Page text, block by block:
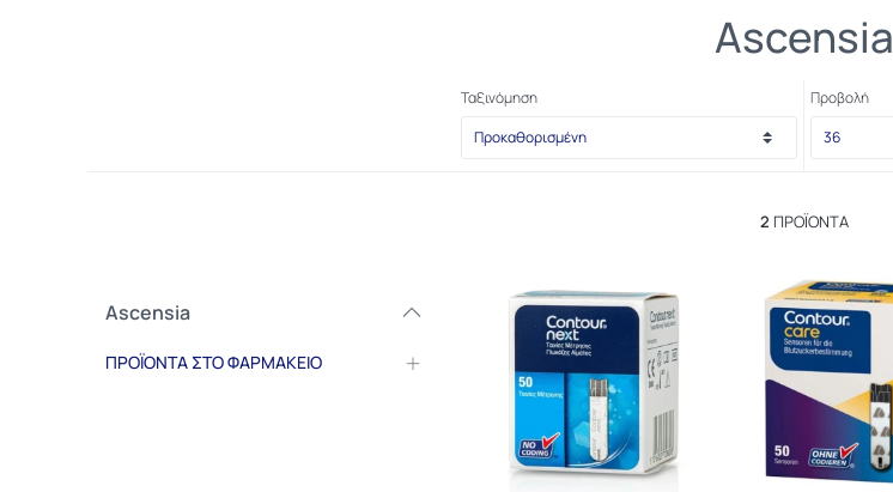
Ascensia
Ταξινόμηση Προβολή
2 ΠΡΟΪΌΝΤΑ
Ascensia
ΠΡΟΪΟΝΤΑ ΣΤΟ ΦΑΡΜΑΚΕΙΟ